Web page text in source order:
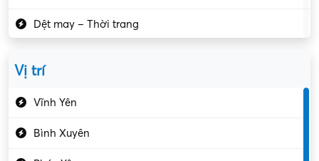
Dệt may – Thời trang
Vị trí
Vĩnh Yên
Bình Xuyên